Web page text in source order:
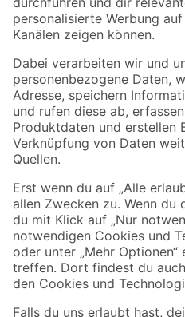
Folge uns
Zahlungsarten
Sicher einkaufen
Jetzt die toom-App